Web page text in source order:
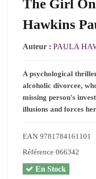
The Girl
Hawkins
Auteur : PAULA
A psychological
alcoholic divorcee,
missing person's
illusions and forces
EAN 9781784161101
Référence 066342
En Stock